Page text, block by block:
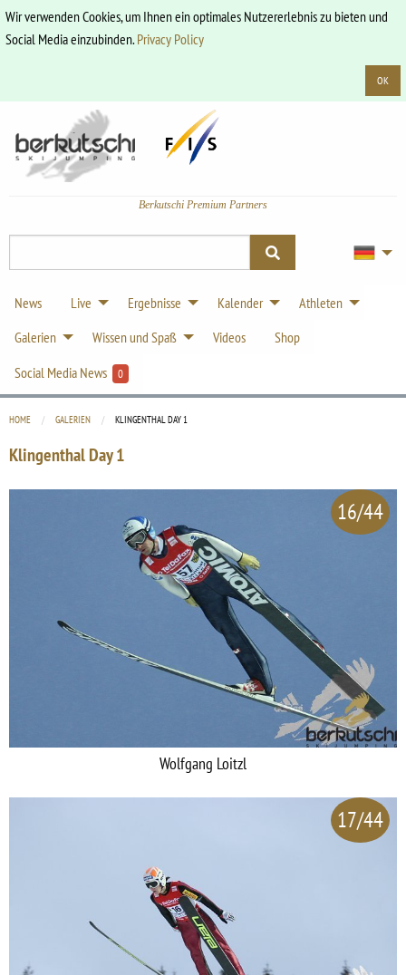
Wir verwenden Cookies, um Ihnen ein optimales Nutzererlebnis zu bieten und
Social Media einzubinden.Privacy Policy
OK
Berkutschi Premium Partners
News Live Ergebnisse Kalender
Athleten
Galerien
Wissen und Spaß Videos
Shop
Social Media News
0
HOME GALERIEN CURRENT:
KLINGENTHAL DAY 1
Klingenthal Day 1
16/44
Wolfgang Loitzl
17/44